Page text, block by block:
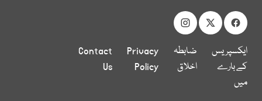
ایکسپریس
کے بارے
میں
ضابطہ
اخلاق
Privacy
Policy
Contact
Us